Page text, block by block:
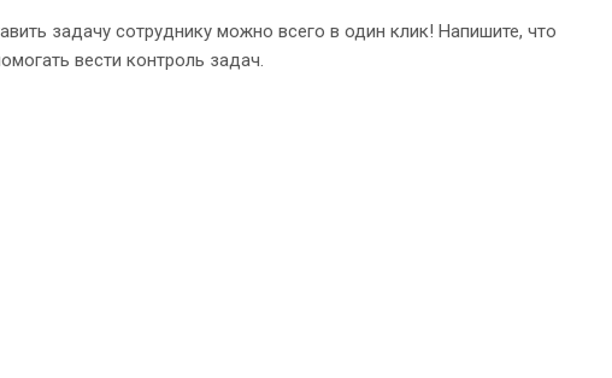
задачу сотруднику можно всего в один клик! Напишите, что
вести контроль задач.